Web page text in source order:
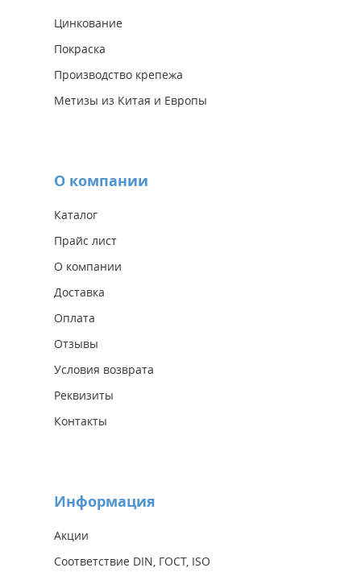
Цинкование
Покраска
Производство крепежа
Метизы из Китая и Европы
О компании
Каталог
Прайс лист
О компании
Доставка
Оплата
Отзывы
Условия возврата
Реквизиты
Контакты
Информация
Акции
Соответствие DIN, ГОСТ, ISO